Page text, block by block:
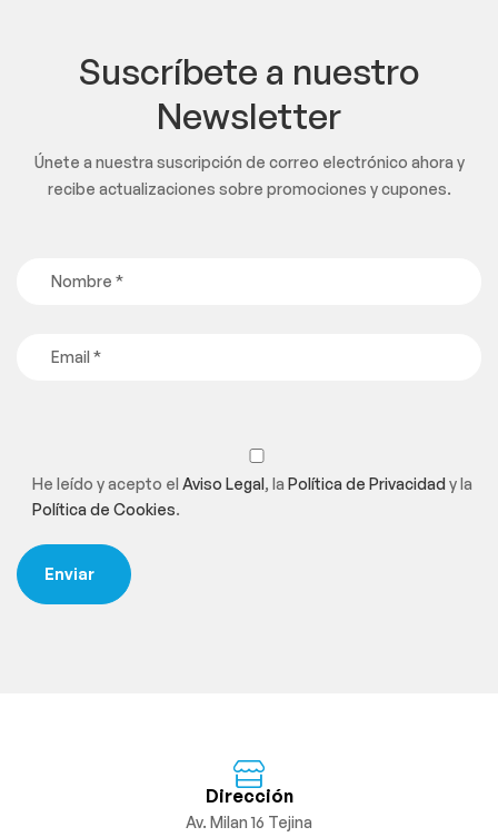
Suscríbete a nuestro
Newsletter
Únete a nuestra suscripción de correo electrónico ahora y
recibe actualizaciones sobre promociones y cupones.
He leído y acepto el Aviso Legal, la Política de Privacidady la
Política de Cookies.
Dirección
Av. Milan 16 Tejina